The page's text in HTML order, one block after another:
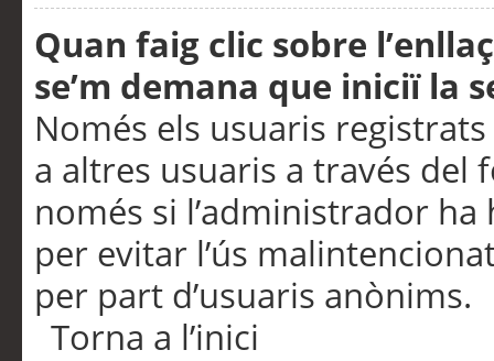
Quan faig clic sobre
se’m demana que iniciï la
Només els usuaris
a altres usuaris a través
només si l’administrador
per evitar l’ús
per part d’usuaris anònims.
Torna a l’inici